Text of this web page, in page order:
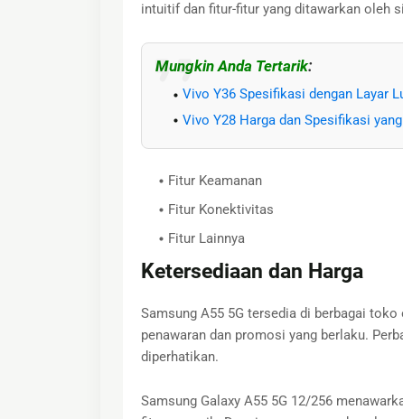
intuitif dan fitur-fitur yang ditawarkan oleh
Mungkin Anda Tertarik:
Vivo Y36 Spesifikasi dengan Layar
Vivo Y28 Harga dan Spesifikasi
Fitur Keamanan
Fitur Konektivitas
Fitur Lainnya
Ketersediaan dan Harga
Samsung A55 5G tersedia di berbagai
penawaran dan promosi yang berlaku.
diperhatikan.
Samsung Galaxy A55 5G 12/256